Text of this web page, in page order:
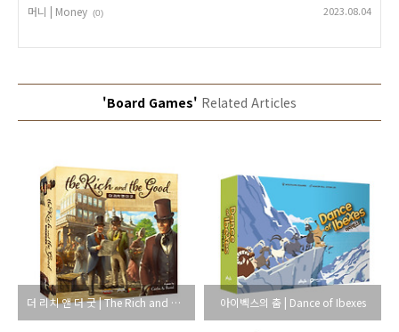
머니 | Money (0) 2023.08.04
'Board Games' Related Articles
더 리치 앤 더 굿 | The Rich and The Good 아이벡스의 춤 | Dance of Ibexes